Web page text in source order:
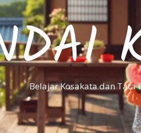
Belajar Kosakata dan Tata